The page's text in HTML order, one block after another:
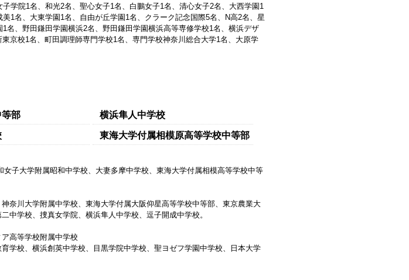
学院1名、和光2名、聖心女子1名、白鵬女子1名、清心女子2名、大西学園1
1名、大東学園1名、自由が丘学園1名、クラーク記念国際5名、N高2名、星
名、野田鎌田学園横浜2名、野田鎌田学園横浜高等専修学校1名、横浜デザ
京校1名、町田調理師専門学校1名、専門学校神奈川総合大学1名、大原学
等部 横浜隼人中学校
東海大学付属相模原高等学校中等部
子大学附属昭和中学校、大妻多摩中学校、東海大学付属相模高等学校中等
奈川大学附属中学校、東海大学付属大阪仰星高等学校中等部、東京農業大
中学校、捜真女学院、横浜隼人中学校、逗子開成中学校。
高等学校附属中学校
学校、横浜創英中学校、目黒学院中学校、聖ヨゼフ学園中学校、日本大学